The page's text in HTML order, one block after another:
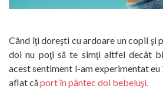
Când îţi doreşti cu ardoare un copil şi
doi nu poţi să te simţi altfel decât
acest sentiment l-am experimentat eu
aflat că port în pântec doi bebeluşi.